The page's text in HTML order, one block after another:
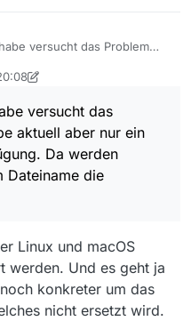
versucht das Problem
Verfügung. Da werden
Set “Speichern” folgende
aus?
1. Feb. 2018, 21:16
versucht das
aktuell aber nur ein
Da werden
Dateiname die
Linux und macOS
werden. Und es geht ja
konkreter um das
nicht ersetzt wird.